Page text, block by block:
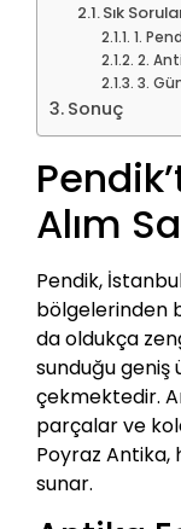
Sık
1.
2.
3.
Sonuç
Alım
Pendik,
bölgelerinden
da oldukça
sunduğu geniş
çekmektedir.
parçalar ve
Poyraz
sunar.